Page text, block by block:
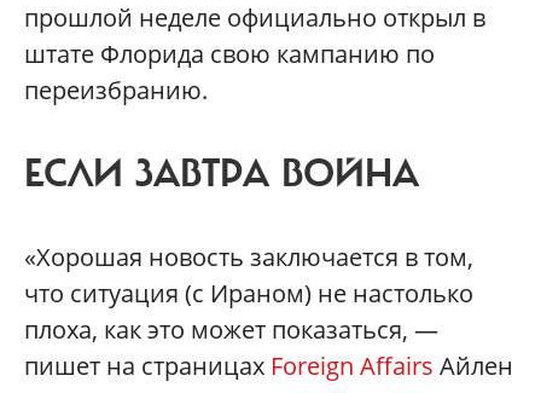
прошлой неделе официально открыл в
штате Флорида свою кампанию по
переизбранию.
ЕСЛИ ЗАВТРА ВОЙНА
«Хорошая новость заключается в том,
что ситуация (с Ираном) не настолько
плоха, как это может показаться, —
пишет на страницах Foreign Affairs Айлен